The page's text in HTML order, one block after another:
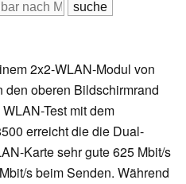
2x2-WLAN-Modul von
den oberen Bildschirmrand
Test mit dem
erreicht die die Dual-
Karte sehr gute 625 Mbit/s
s beim Senden. Während